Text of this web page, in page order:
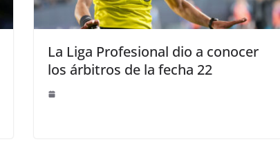
La Liga Profesional dio a conocer
los árbitros de la fecha 22